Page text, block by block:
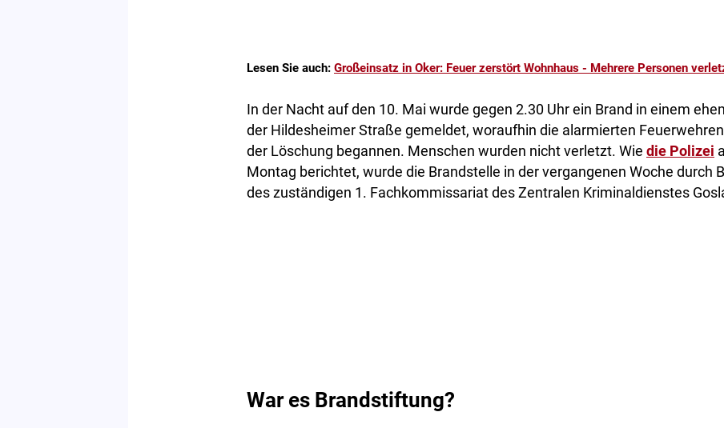
Lesen Sie auch: Großeinsatz in Oker: Feuer zerstört Wohnhaus - Mehrere Personen
In der Nacht auf den 10. Mai wurde gegen 2.30 Uhr ein Brand in einem
der Hildesheimer Straße gemeldet, woraufhin die alarmierten
der Löschung begannen. Menschen wurden nicht verletzt. Wie die Polizei
Montag berichtet, wurde die Brandstelle in der vergangenen Woche durch
des zuständigen 1. Fachkommissariat des Zentralen Kriminaldienstes
War es Brandstiftung?